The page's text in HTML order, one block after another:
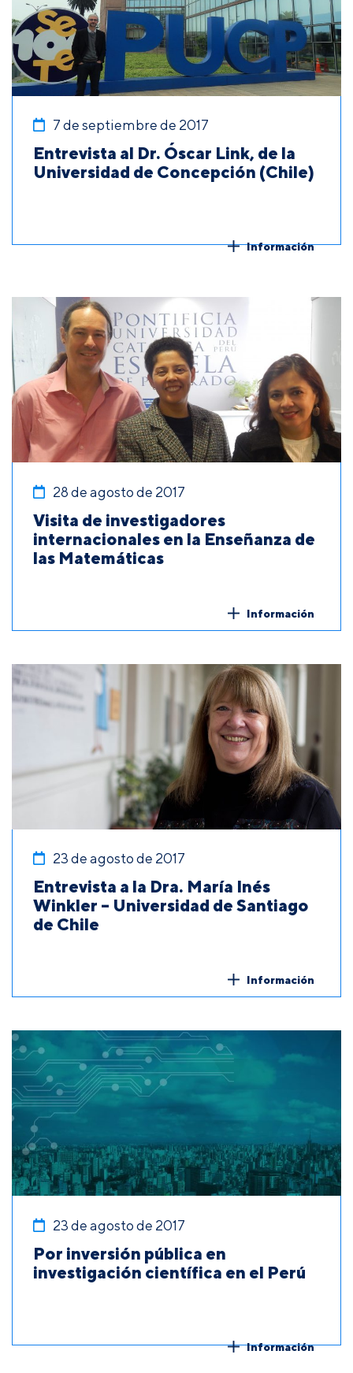
7 de septiembre de 2017
Entrevista al Dr. Óscar Link, de la
Universidad de Concepción (Chile)
Información
28 de agosto de 2017
Visita de investigadores
internacionales en la Enseñanza de
las Matemáticas
Información
23 de agosto de 2017
Entrevista a la Dra. María Inés
Winkler – Universidad de Santiago
de Chile
Información
23 de agosto de 2017
Por inversión pública en
investigación científica en el Perú
Información